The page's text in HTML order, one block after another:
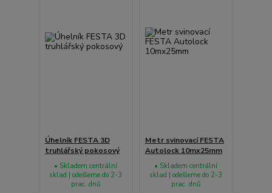
Úhelník FESTA 3D
truhlářský pokosový
• Skladem centrální
sklad | odešleme do 2-3
prac. dnů
Metr svinovací FESTA
Autolock 10mx25mm
• Skladem centrální
sklad | odešleme do 2-3
prac. dnů